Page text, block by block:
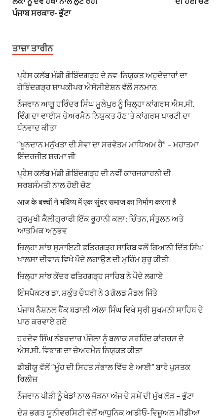
ਪੰਜਾਬ ਸਰਕਾਰ- ਭੁੱਟਾ
ਤਾਜ਼ਾ ਤਾਰੀਨ
ਪ੍ਰੈਸ ਕਲੱਬ ਮੰਡੀ ਗੋਬਿੰਦਗੜ੍ਹ ਦੇ ਨਵ-ਨਿਯੁਕਤ ਅਹੁਦੇਦਾਰਾਂ ਦਾ
ਗੋਬਿੰਦਗੜ੍ਹ ਸ਼ਾਪਕੀਪਰ ਐਸੋਸੀਏਸ਼ਨ ਵੱਲੋਂ ਸਨਮਾਨ
ਨੌਜਵਾਨ ਆਗੂ ਹਰਿੰਦਰ ਸਿੰਘ ਮੂਲੇਪੁਰ ਨੂੰ ਜ਼ਿਲ੍ਹਾ ਕਾਂਗਰਸ ਐਸ.ਸੀ.
ਵਿੰਗ ਦਾ ਵਾਈਸ ਚੇਅਰਮੈਨ ਨਿਯੁਕਤ ਹੋਣ ‘ਤੇ ਕਾਂਗਰਸ ਪਾਰਟੀ ਦਾ
ਧੰਨਵਾਦ ਕੀਤਾ
“ਖੂਨਦਾਨ ਮਨੁੱਖਤਾ ਦੀ ਸੇਵਾ ਦਾ ਸਰਵੋਤਮ ਮਾਧਿਅਮ ਹੈ” – ਮਹਾਤਮਾ
ਇੰਦਰਜੀਤ ਸ਼ਰਮਾ ਜੀ
ਪ੍ਰੈਸ ਕਲੱਬ ਮੰਡੀ ਗੋਬਿੰਦਗੜ੍ਹ ਦੀ ਨਵੀਂ ਕਾਰਜਕਾਰਨੀ ਦੀ
ਸਰਬਸੰਮਤੀ ਨਾਲ ਹੋਈ ਚੋਣ
आज के बच्चों ने भविष्य में एक सुंदर समाज का निर्माण करना है
ਗੁਰਮੁਖੀ ਕੈਲੀਗ੍ਰਾਫੀ ਇੱਕ ਰੂਹਾਨੀ ਕਲਾ: ਚਿੰਤਨ, ਸੰਤੁਲਨ ਅਤੇ
ਆਤਮਿਕ ਅਨੁਭਵ
ਜ਼ਿਲ੍ਹਾ ਸਾਂਝ ਸੁਸਾਇਟੀ ਫਤਿਹਗੜ੍ਹ ਸਾਹਿਬ ਵਲੋਂ ਗਿਆਨੀ ਦਿੱਤ ਸਿੰਘ
ਖਾਲਸਾ ਦੀਵਾਨ ਵਿਖੇ ਪੌਦੇ ਲਗਾਉਣ ਦੀ ਮੁਹਿੰਮ ਸ਼ੁਰੂ ਕੀਤੀ
ਜ਼ਿਲ੍ਹਾ ਸਾਂਝ ਕੇਂਦਰ ਫਤਿਹਗੜ੍ਹ ਸਾਹਿਬ ਨੇ ਪੌਦੇ ਲਗਾਏ
ਇੰਸਪੈਕਟਰ ਡਾ. ਸ਼ਕੁੰਤ ਚੌਧਰੀ ਨੇ 3 ਗੋਲਡ ਮੈਡਲ ਜਿੱਤੇ
ਪੰਜਾਬ ਨੈਸ਼ਨਲ ਬੈਂਕ ਬਡਾਲੀ ਅੱਲਾ ਸਿੰਘ ਵਿਖੇ ਸ੍ਰੀ ਸੁਖਮਨੀ ਸਾਹਿਬ ਦੇ
ਪਾਠ ਕਰਵਾਏ ਗਏ
ਹਰਦੇਵ ਸਿੰਘ ਨੰਬਰਦਾਰ ਪੰਜੋਲਾ ਨੂੰ ਬਲਾਕ ਸਰਹਿੰਦ ਕਾਂਗਰਸ ਦੇ
ਐਸ.ਸੀ. ਵਿਭਾਗ ਦਾ ਚੇਅਰਮੈਨ ਨਿਯੁਕਤ ਕੀਤਾ
ਡੀਬੀਯੂ ਵੱਲੋਂ “ਮੂੰਹ ਦੀ ਸਿਹਤ ਸੰਭਾਲ ਵਿੱਚ ਏ ਆਈ” ਬਾਰੇ ਪੁਸਤਕ
ਰਿਲੀਜ਼
ਨੌਜਵਾਨ ਪੀੜੀ ਨੂੰ ਖੇਡਾਂ ਨਾਲ ਜੋੜਨਾ ਅੱਜ ਦੇ ਸਮੇਂ ਦੀ ਮੁੱਖ ਲੋੜ – ਭੁੱਟਾ
ਦੇਸ਼ ਭਗਤ ਯੂਨੀਵਰਸਿਟੀ ਵੱਲੋਂ ਆਧੁਨਿਕ ਆਡੀਓ-ਵਿਜ਼ੂਅਲ ਮੀਡੀਆ